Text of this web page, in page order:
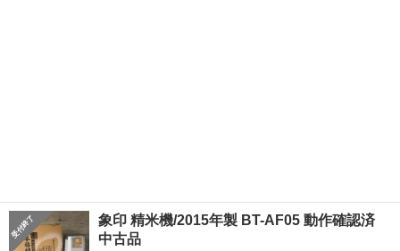
象印 精米機/2015年製 BT-AF05 動作確認済
中古品